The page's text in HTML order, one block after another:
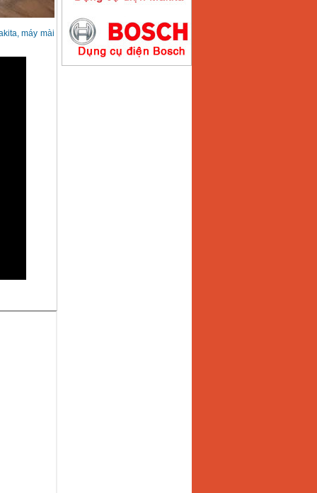
máy mài
Máy hàn que điện tử
Hồng ký HK200E
Giá
:4100000 VND